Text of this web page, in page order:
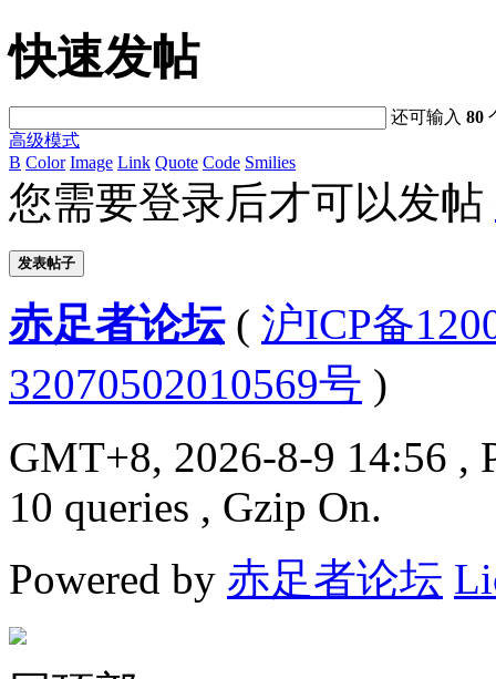
快速发帖
还可输入80
高级模式
B Color Image Link Quote Code Smilies
您需要登录后才可以发帖
发表帖子
赤足者论坛( 沪ICP备
32070502010569号 )
GMT+8, 2026-8-9 14:56 ,
10 queries , Gzip On.
Powered by 赤足者论坛